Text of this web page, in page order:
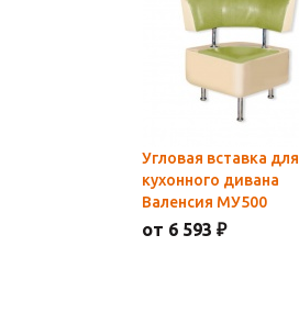
Угловая вставка для
кухонного дивана
Валенсия МУ500
от 6 593 ₽